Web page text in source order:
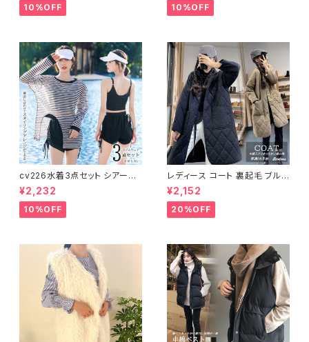
10%OFF 10%OFF
cv226水着3点セット シアート
ップス ラッシュガード 長袖 日焼
け防止 体型カバー
¥2,232
10%OFF
レディース コート 裏起毛 ブルゾ
ン ジャンパー ジャケット キルテ
ィング 中綿
¥2,152
20%OFF